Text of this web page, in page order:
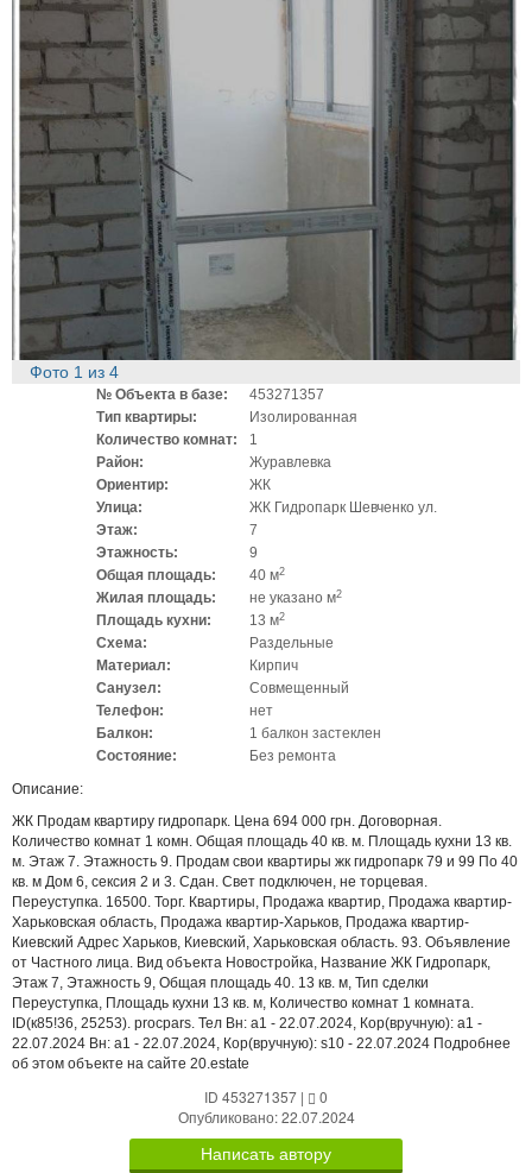
Фото 1 из 4
№ Объекта в базе:
453271357
Тип квартиры:
Изолированная
Количество комнат:
1
Район:
Журавлевка
Ориентир:
ЖК
Улица:
ЖК Гидропарк Шевченко ул.
Этаж:
7
Этажность:
9
Общая площадь:
40 м2
Жилая площадь: не указано м2
Площадь кухни: 13 м2
Схема:
Раздельные
Материал:
Кирпич
Санузел:
Совмещенный
Телефон:
нет
Балкон:
1 балкон застеклен
Состояние:
Без ремонта
Описание:
ЖК Продам квартиру гидропарк. Цена 694 000 грн. Договорная.
Количество комнат 1 комн. Общая площадь 40 кв. м. Площадь кухни 13 кв.
м. Этаж 7. Этажность 9. Продам свои квартиры жк гидропарк 79 и 99 По 40
кв. м Дом 6, сексия 2 и 3. Сдан. Свет подключен, не торцевая.
Переуступка. 16500. Торг. Квартиры, Продажа квартир, Продажа квартир-
Харьковская область, Продажа квартир-Харьков, Продажа квартир-
Киевский Адрес Харьков, Киевский, Харьковская область. 93. Объявление
от Частного лица. Вид объекта Новостройка, Название ЖК Гидропарк,
Этаж 7, Этажность 9, Общая площадь 40. 13 кв. м, Тип сделки
Переуступка, Площадь кухни 13 кв. м, Количество комнат 1 комната.
ID(к85!36, 25253). procpars. Тел Вн: a1 - 22.07.2024, Кор(вручную): a1 -
22.07.2024 Вн: a1 - 22.07.2024, Кор(вручную): s10 - 22.07.2024 Подробнее
об этом объекте на сайте 20.estate
ID 453271357 |
0
Опубликовано: 22.07.2024
Написать автору